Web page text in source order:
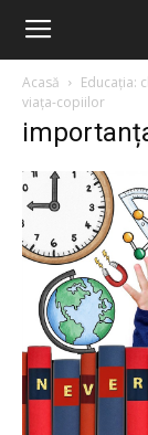
Acasă Educația:
viața-copiilor